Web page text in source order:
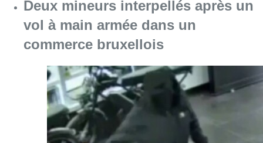
Deux mineurs interpellés après un
vol à main armée dans un
commerce bruxellois